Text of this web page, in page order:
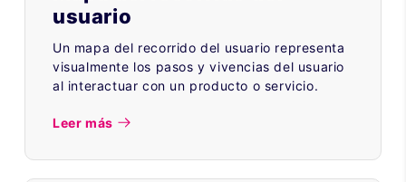
usuario
Un mapa del recorrido del usuario representa
visualmente los pasos y vivencias del usuario
al interactuar con un producto o servicio.
Leer más